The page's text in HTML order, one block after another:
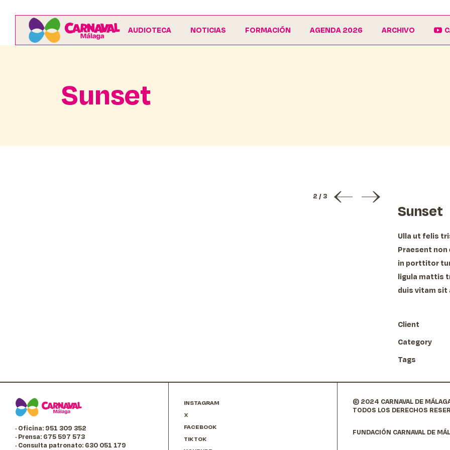
AUDIOTECA NOTICIAS FORMACIÓN AGENDA 2026 ARCHIVO
Sunset
2 /3
Sunset
Ulla ut felis
Praesent
in porttitor
ligula mattis
duis vitam sit
Client
Category
Tags
· Oficina: 951 309 352
· Prensa: 675 597 573
· Consulta patronato: 630 051 179
INSTAGRAM
X
FACEBOOK
TIKTOK
© 2024 CARNAVAL DE
TODOS LOS DERECHOS
FUNDACIÓN CARNAVAL DE